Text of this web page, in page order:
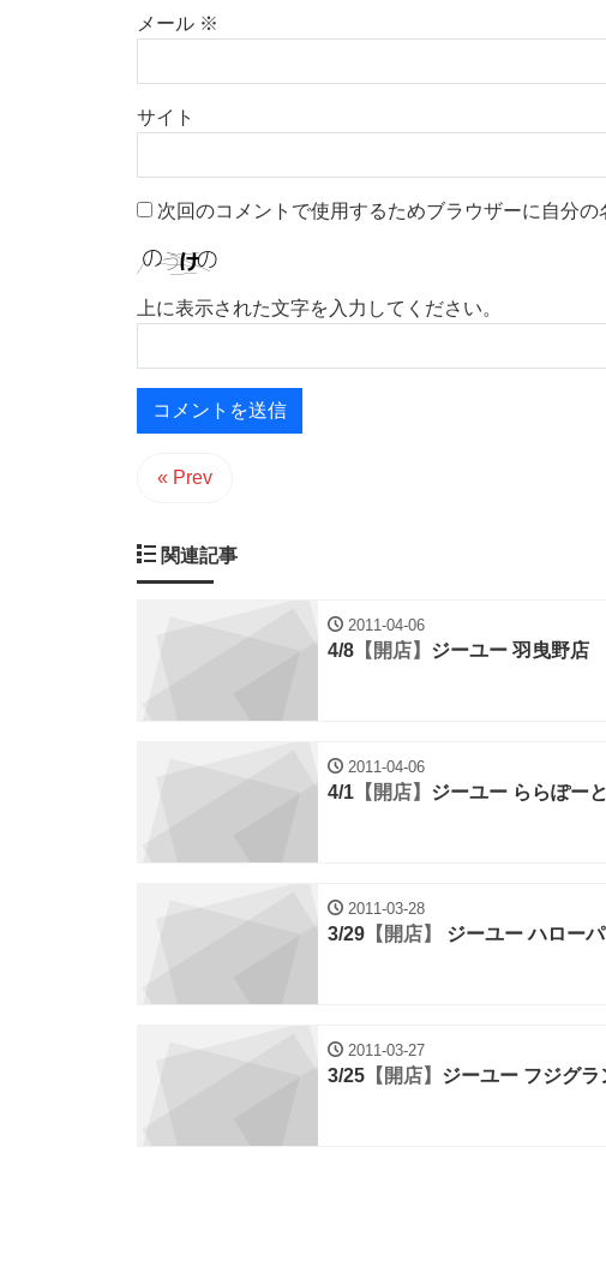
メール ※
サイト
次回のコメントで使用するためブラウザーに自分
上に表示された文字を入力してください。
« Prev
関連記事
2011-04-06
4/8 【開店】 ジーユー 羽曳野店
2011-04-06
4/1 【開店】 ジーユー ららぽー
2011-03-28
3/29 【開店】 ジーユー ハロー
2011-03-27
3/25 【開店】 ジーユー フジグラ